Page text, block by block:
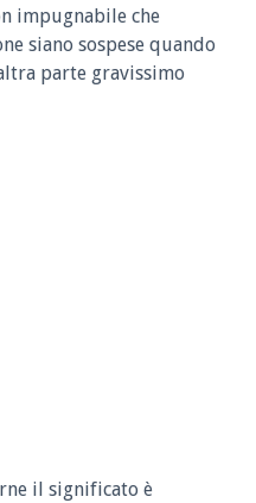
impugnabile che
siano sospese quando
parte gravissimo
il significato è